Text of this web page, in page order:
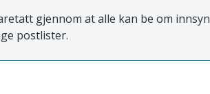
gjennom at alle kan be om innsyn
postlister.